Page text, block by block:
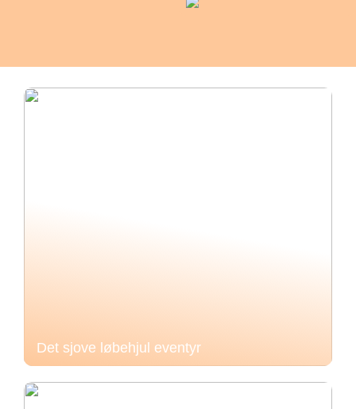
Det sjove løbehjul eventyr